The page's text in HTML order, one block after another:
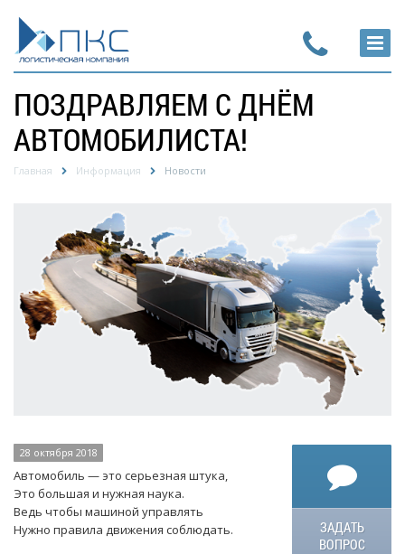
ПОЗДРАВЛЯЕМ С ДНЁМ
АВТОМОБИЛИСТА!
Главная Информация Новости
ЗАДАТЬ
ВОПРОС
28 октября 2018
Автомобиль — это серьезная штука,
Это большая и нужная наука.
Ведь чтобы машиной управлять
Нужно правила движения соблюдать.